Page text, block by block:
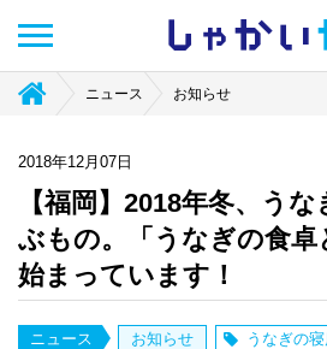
しゃかい
ニュース お知らせ
2018年12月07日
【福岡】2018年冬、う
ぶもの。「うなぎの食卓
始まっています！
ニュース お知らせ うなぎの